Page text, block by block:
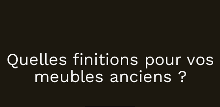
Quelles finitions pour vos
meubles anciens ?